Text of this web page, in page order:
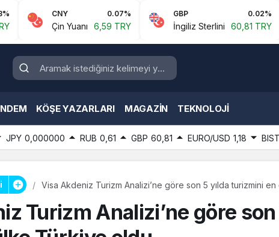
CNY 0.07%
Çin Yuanı 6,59 TRY İngiliz Sterlini 60,81 TRY
KÖŞE YAZARLARI MAGAZIN TEKNOLOJI
JPY 0,000000 RUB 0,61 GBP 60,81 EURO/USD 1,18 BIST
Visa Akdeniz Turizm Analizi’ne göre son 5 yılda turizmini
Turizm Analizi’ne göre